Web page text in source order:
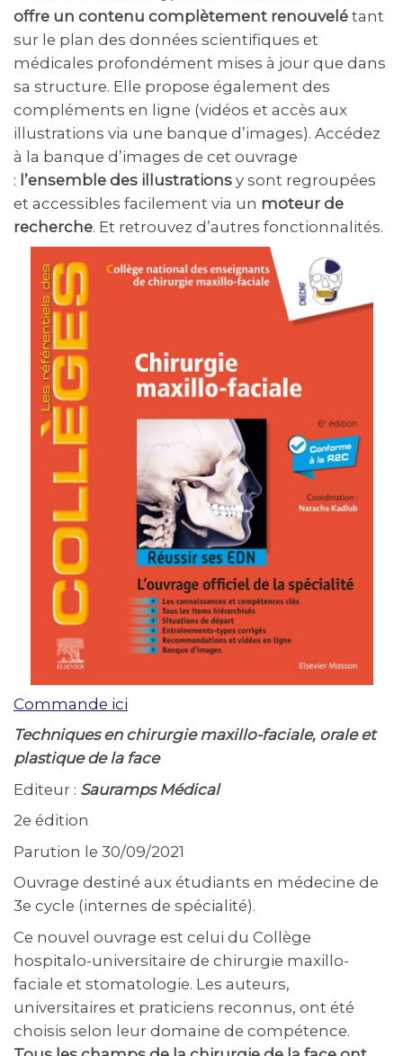
offre un contenu complètement renouvelé tant
sur le plan des données scientifiques et
médicales profondément mises à jour que dans
sa structure. Elle propose également des
compléments en ligne (vidéos et accès aux
illustrations via une banque d’images). Accédez
à la banque d’images de cet ouvrage
: l’ensemble des illustrations y sont regroupées
et accessibles facilement via un moteur de
recherche. Et retrouvez d’autres fonctionnalités.
Commande ici
Techniques en chirurgie maxillo-faciale, orale et
plastique de la face
Editeur : Sauramps Médical
2e édition
Parution le 30/09/2021
Ouvrage destiné aux étudiants en médecine de
3e cycle (internes de spécialité).
Ce nouvel ouvrage est celui du Collège
hospitalo-universitaire de chirurgie maxillo-
faciale et stomatologie. Les auteurs,
universitaires et praticiens reconnus, ont été
choisis selon leur domaine de compétence.